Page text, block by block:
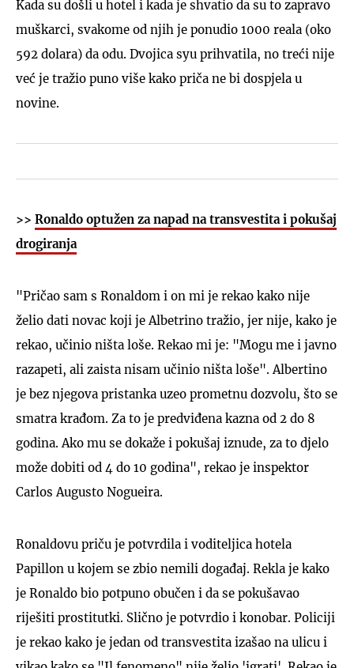
Kada su došli u hotel i kada je shvatio da su to zapravo
muškarci, svakome od njih je ponudio 1000 reala (oko
592 dolara) da odu. Dvojica syu prihvatila, no treći nije
već je tražio puno više kako priča ne bi dospjela u
novine.
>> Ronaldo optužen za napad na transvestita i pokušaj
drogiranja
"Pričao sam s Ronaldom i on mi je rekao kako nije
želio dati novac koji je Albetrino tražio, jer nije, kako je
rekao, učinio ništa loše. Rekao mi je: "Mogu me i javno
razapeti, ali zaista nisam učinio ništa loše". Albertino
je bez njegova pristanka uzeo prometnu dozvolu, što se
smatra krađom. Za to je predviđena kazna od 2 do 8
godina. Ako mu se dokaže i pokušaj iznude, za to djelo
može dobiti od 4 do 10 godina", rekao je inspektor
Carlos Augusto Nogueira.
Ronaldovu priču je potvrdila i voditeljica hotela
Papillon u kojem se zbio nemili događaj. Rekla je kako
je Ronaldo bio potpuno obučen i da se pokušavao
riješiti prostitutki. Slično je potvrdio i konobar. Policiji
je rekao kako je jedan od transvestita izašao na ulicu i